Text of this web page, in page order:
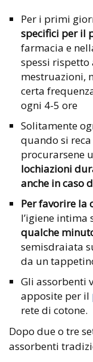
Per i primi
specifici per il
farmacia e
spessi
mestruazioni,
certa
ogni 4-5 ore
Solitamente
quando si
procurarsene
lochiazioni
anche in caso
Per favorire la
l’igiene
qualche
semisdraiata
da un
Gli assorbenti
apposite per il
rete di cotone.
Dopo due o tre
assorbenti